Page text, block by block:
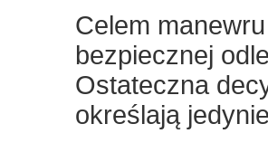
Celem
bezpiecznej
Ostateczna
określają